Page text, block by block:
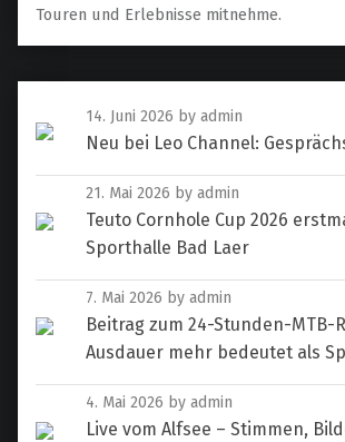
Touren und Erlebnisse mitnehme.
14. Juni 2026 by admin
Neu bei Leo Channel:
21. Mai 2026 by admin
Teuto Cornhole Cup 2026
Sporthalle Bad Laer
7. Mai 2026 by admin
Beitrag zum 24-Stunden-MTB-
Ausdauer mehr bedeutet als
4. Mai 2026 by admin
Live vom Alfsee – Stimmen,